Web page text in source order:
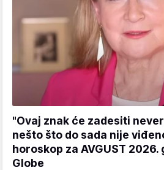
"Ovaj znak će zadesiti
nešto što do sada nije
horoskop za AVGUST 2026.
Globe